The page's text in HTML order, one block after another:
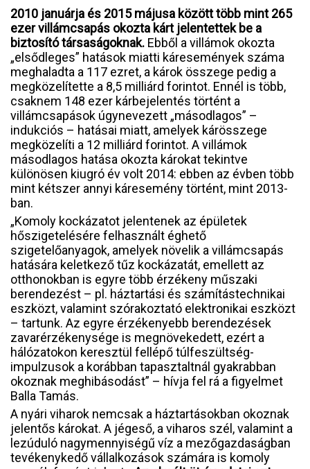
2010 januárja és 2015 májusa között több mint 265
ezer villámcsapás okozta kárt jelentettek be a
biztosító társaságoknak. Ebből a villámok okozta
„elsődleges” hatások miatti káresemények száma
meghaladta a 117 ezret, a károk összege pedig a
megközelítette a 8,5 milliárd forintot. Ennél is több,
csaknem 148 ezer kárbejelentés történt a
villámcsapások úgynevezett „másodlagos” –
indukciós – hatásai miatt, amelyek kárösszege
megközelíti a 12 milliárd forintot. A villámok
másodlagos hatása okozta károkat tekintve
különösen kiugró év volt 2014: ebben az évben több
mint kétszer annyi káresemény történt, mint 2013-
ban.
„Komoly kockázatot jelentenek az épületek
hőszigetelésére felhasznált éghető
szigetelőanyagok, amelyek növelik a villámcsapás
hatására keletkező tűz kockázatát, emellett az
otthonokban is egyre több érzékeny műszaki
berendezést – pl. háztartási és számítástechnikai
eszközt, valamint szórakoztató elektronikai eszközt
– tartunk. Az egyre érzékenyebb berendezések
zavarérzékenysége is megnövekedett, ezért a
hálózatokon keresztül fellépő túlfeszültség-
impulzusok a korábban tapasztaltnál gyakrabban
okoznak meghibásodást” – hívja fel rá a figyelmet
Balla Tamás.
A nyári viharok nemcsak a háztartásokban okoznak
jelentős károkat. A jégeső, a viharos szél, valamint a
lezúduló nagymennyiségű víz a mezőgazdaságban
tevékenykedő vállalkozások számára is komoly